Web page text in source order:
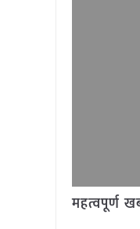
महत्वपूर्ण